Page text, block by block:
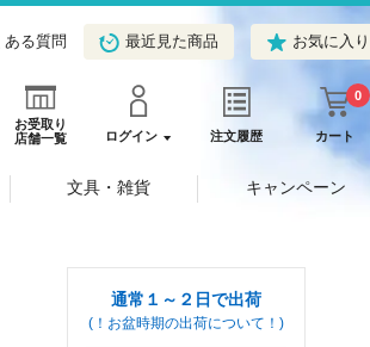
ある質問 最近見た商品 お気に入り
お受取り
店舗一覧
ログイン 注文履歴 カート
0
文具・雑貨 キャンペーン
通常１～２日で出荷
(！お盆時期の出荷について！)